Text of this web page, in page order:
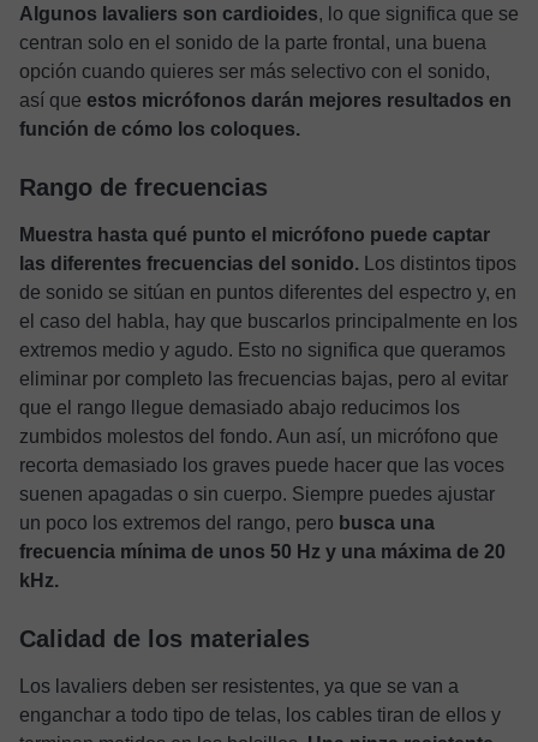
Algunos lavaliers son cardioides, lo que significa que se
centran solo en el sonido de la parte frontal, una buena
opción cuando quieres ser más selectivo con el sonido,
así que estos micrófonos darán mejores resultados en
función de cómo los coloques.
Rango de frecuencias
Muestra hasta qué punto el micrófono puede captar
las diferentes frecuencias del sonido. Los distintos tipos
de sonido se sitúan en puntos diferentes del espectro y, en
el caso del habla, hay que buscarlos principalmente en los
extremos medio y agudo. Esto no significa que queramos
eliminar por completo las frecuencias bajas, pero al evitar
que el rango llegue demasiado abajo reducimos los
zumbidos molestos del fondo. Aun así, un micrófono que
recorta demasiado los graves puede hacer que las voces
suenen apagadas o sin cuerpo. Siempre puedes ajustar
un poco los extremos del rango, pero busca una
frecuencia mínima de unos 50 Hz y una máxima de 20
kHz.
Calidad de los materiales
Los lavaliers deben ser resistentes, ya que se van a
enganchar a todo tipo de telas, los cables tiran de ellos y